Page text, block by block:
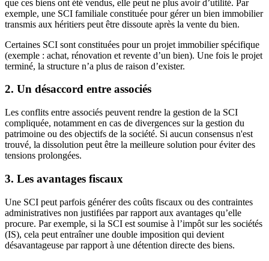
que ces biens ont été vendus, elle peut ne plus avoir d’utilité. Par
exemple, une SCI familiale constituée pour gérer un bien immobilier
transmis aux héritiers peut être dissoute après la vente du bien.
Certaines SCI sont constituées pour un projet immobilier spécifique
(exemple : achat, rénovation et revente d’un bien). Une fois le projet
terminé, la structure n’a plus de raison d’exister.
2. Un désaccord entre associés
Les conflits entre associés peuvent rendre la gestion de la SCI
compliquée, notamment en cas de divergences sur la gestion du
patrimoine ou des objectifs de la société. Si aucun consensus n'est
trouvé, la dissolution peut être la meilleure solution pour éviter des
tensions prolongées.
3. Les avantages fiscaux
Une SCI peut parfois générer des coûts fiscaux ou des contraintes
administratives non justifiées par rapport aux avantages qu’elle
procure. Par exemple, si la SCI est soumise à l’impôt sur les sociétés
(IS), cela peut entraîner une double imposition qui devient
désavantageuse par rapport à une détention directe des biens.